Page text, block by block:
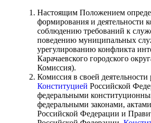
Настоящим Положением
формирования и деятельности
соблюдению требований к
поведению муниципальных
урегулированию конфликта
Карачаевского городского
Комиссия).
Комиссия в своей деятельности
Конституцией Российской
федеральными
федеральными законами,
Российской Федерации и